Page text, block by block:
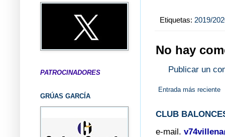
Etiquetas: 2019/
No hay
Publicar un
Entrada más reciente
CLUB
e-mail.
PATROCINADORES
GRÚAS GARCÍA